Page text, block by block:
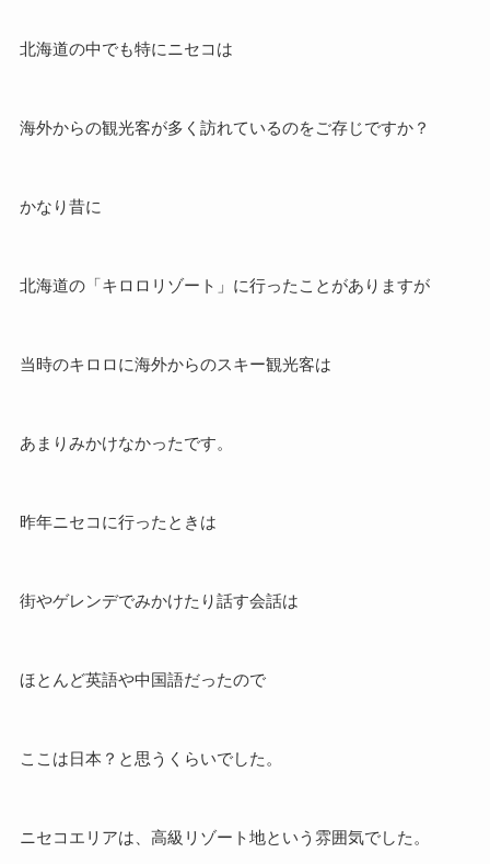
北海道の中でも特にニセコは
海外からの観光客が多く訪れているのをご存じですか？
かなり昔に
北海道の「キロロリゾート」に行ったことがありますが
当時のキロロに海外からのスキー観光客は
あまりみかけなかったです。
昨年ニセコに行ったときは
街やゲレンデでみかけたり話す会話は
ほとんど英語や中国語だったので
ここは日本？と思うくらいでした。
ニセコエリアは、高級リゾート地という雰囲気でした。